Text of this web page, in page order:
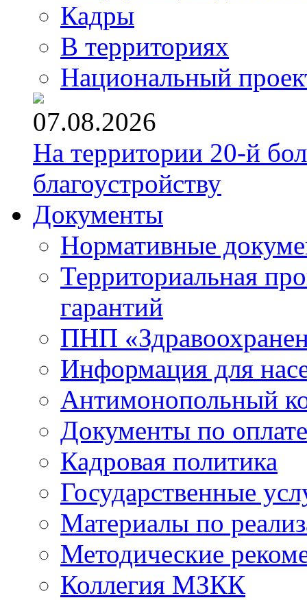
Кадры
В территориях
Национальный
07.08.2026
На территории 20-й
благоустройству
Документы
Нормативные
Территориальная
гарантий
ПНП
Информация для
Антимонопольный
Документы по
Кадровая политика
Государственные
Материалы по
Методические
Коллегия МЗКК